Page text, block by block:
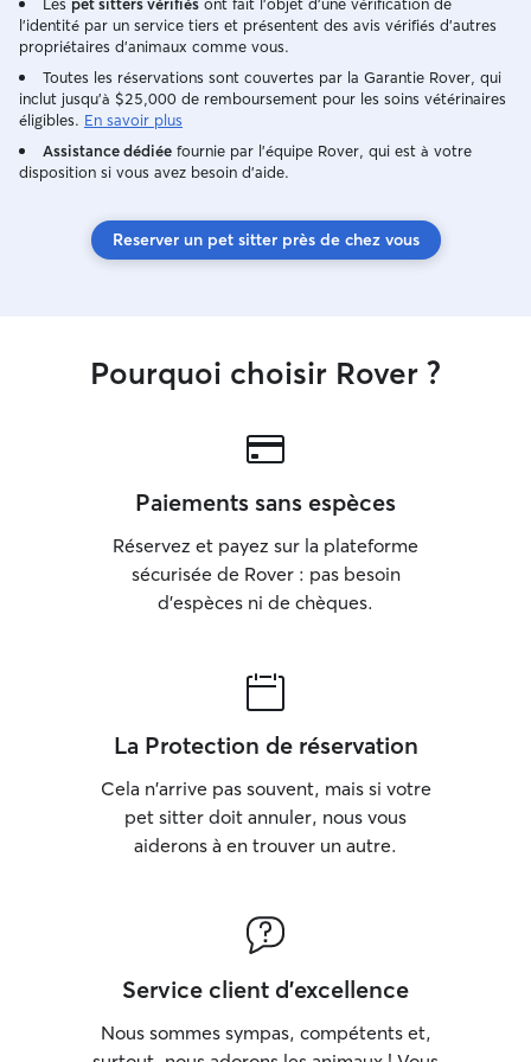
l'identité par un service tiers et présentent des avis vérifiés d'autres
propriétaires d'animaux comme vous.
Toutes les réservations sont couvertes par la Garantie Rover, qui
inclut jusqu'à $25,000 de remboursement pour les soins vétérinaires
éligibles. En savoir plus
Assistance dédiée fournie par l'équipe Rover, qui est à votre
disposition si vous avez besoin d'aide.
Reserver un pet sitter près de chez vous
Pourquoi choisir Rover ?
Paiements sans espèces
Réservez et payez sur la plateforme
sécurisée de Rover : pas besoin
d'espèces ni de chèques.
La Protection de réservation
Cela n'arrive pas souvent, mais si votre
pet sitter doit annuler, nous vous
aiderons à en trouver un autre.
Service client d'excellence
Nous sommes sympas, compétents et,